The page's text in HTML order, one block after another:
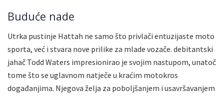
Buduće nade
Utrka pustinje Hattah ne samo što privlači entuzijaste moto
sporta, već i stvara nove prilike za mlade vozače. debitantski
jahač Todd Waters impresionirao je svojim nastupom, unatoč
tome što se uglavnom natječe u kraćim motokros
događanjima. Njegova želja za poboljšanjem i usavršavanjem